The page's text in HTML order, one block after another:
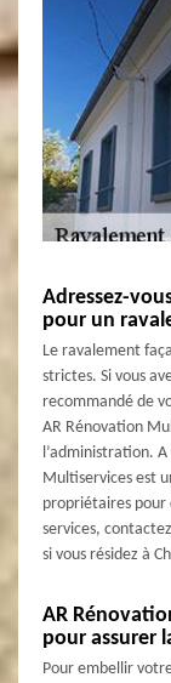
Adressez-
pour un
Le ravalement
strictes. Si vous
recommandé de
AR Rénovation
l’administration.
Multiservices est
propriétaires pour
services,
si vous résidez à
AR
pour assurer
Pour embellir